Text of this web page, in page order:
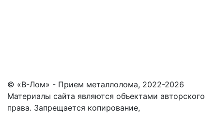
© «В-Лом» - Прием металлолома, 2022-2026
Материалы сайта являются объектами авторского
права. Запрещается копирование,